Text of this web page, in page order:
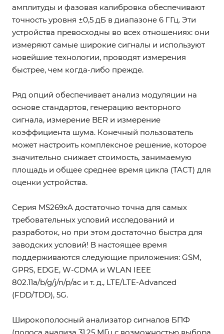
амплитуды и фазовая калибровка обеспечивают
точность уровня ±0,5 дБ в диапазоне 6 ГГц. Эти
устройства превосходны во всех отношениях: они
измеряют самые широкие сигналы и используют
новейшие технологии, проводят измерения
быстрее, чем когда-либо прежде.
Ряд опций обеспечивает анализ модуляции на
основе стандартов, генерацию векторного
сигнала, измерение BER и измерение
коэффициента шума. Конечный пользователь
может настроить комплексное решение, которое
значительно снижает стоимость, занимаемую
площадь и общее среднее время цикла (TACT) для
оценки устройства.
Серия MS269xA достаточно точна для самых
требовательных условий исследований и
разработок, но при этом достаточно быстра для
заводских условий! В настоящее время
поддерживаются следующие приложения: GSM,
GPRS, EDGE, W-CDMA и WLAN IEEE
802.11a/b/g/j/n/p/ac и т. д., LTE/LTE-Advanced
(FDD/TDD), 5G.
Широкополосный анализатор сигналов БПФ